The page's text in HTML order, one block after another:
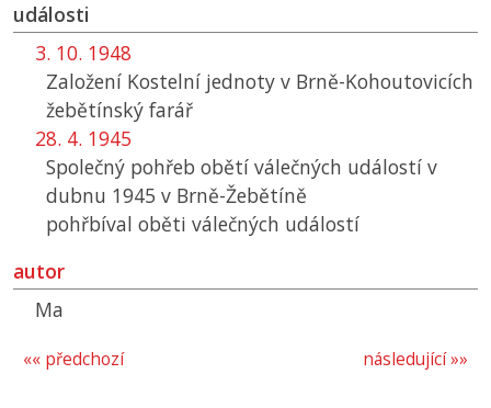
události
3. 10. 1948
Založení Kostelní jednoty v Brně-Kohoutovicích
žebětínský farář
28. 4. 1945
Společný pohřeb obětí válečných událostí v
dubnu 1945 v Brně-Žebětíně
pohřbíval oběti válečných událostí
autor
Ma
následující »»
«« předchozí